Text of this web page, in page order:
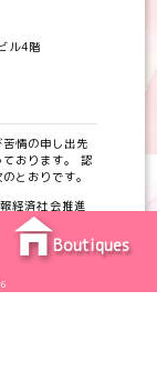
ル4階
情の申し出先
おります。 認
とおりです。
経済社会推進
本木ファース
Boutiques
@cosme